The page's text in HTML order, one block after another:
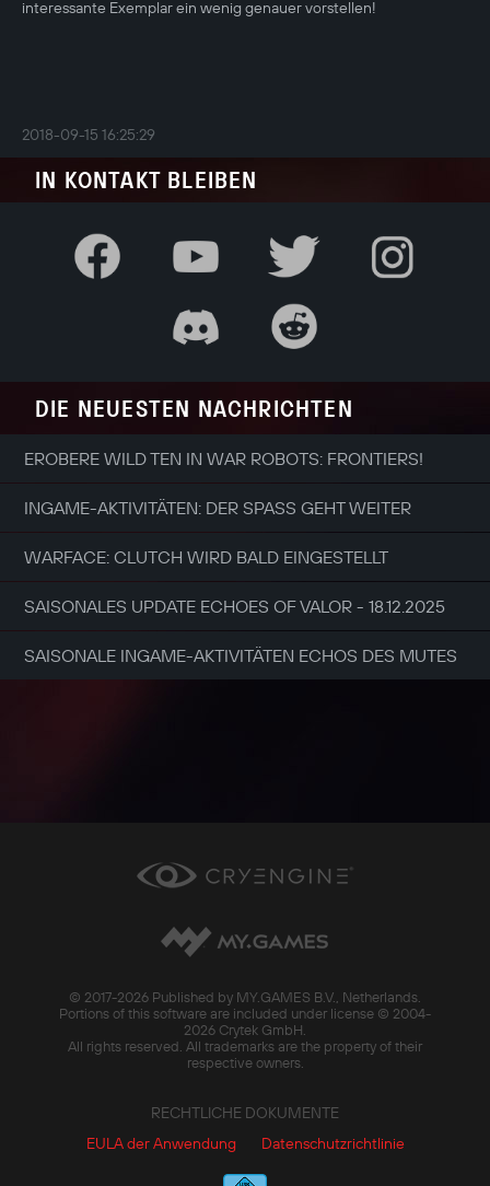
interessante Exemplar ein wenig genauer vorstellen!
2018-09-15 16:25:29
IN KONTAKT BLEIBEN
DIE NEUESTEN NACHRICHTEN
EROBERE WILD TEN IN WAR ROBOTS: FRONTIERS!
INGAME-AKTIVITÄTEN: DER SPASS GEHT WEITER
WARFACE: CLUTCH WIRD BALD EINGESTELLT
SAISONALES UPDATE ECHOES OF VALOR - 18.12.2025
SAISONALE INGAME-AKTIVITÄTEN ECHOS DES MUTES
© 2017-2026 Published by MY.GAMES B.V., Netherlands.
Portions of this software are included under license © 2004-
2026 Crytek GmbH.
All rights reserved. All trademarks are the property of their
respective owners.
RECHTLICHE DOKUMENTE
EULA der Anwendung
Datenschutzrichtlinie